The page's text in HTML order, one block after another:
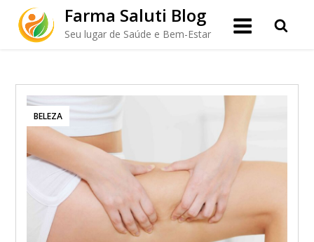
content
Farma Saluti Blog
Seu lugar de Saúde e Bem-Estar
BELEZA